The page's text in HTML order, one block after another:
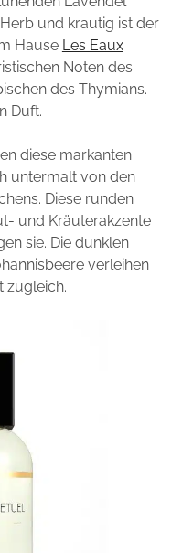
und krautig ist der
Hause Les Eaux
Noten des
des Thymians.
Duft.
diese markanten
untermalt von den
Diese runden
und Kräuterakzente
sie. Die dunklen
verleihen
zugleich.